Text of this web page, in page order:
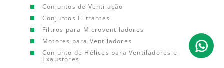
Conjuntos de Ventilação
Conjuntos Filtrantes
Filtros para Microventiladores
Motores para Ventiladores
Conjunto de Hélices para Ventiladores e
Exaustores